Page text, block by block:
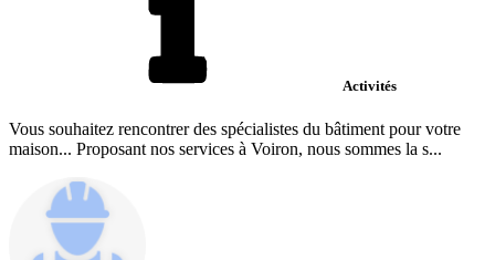
Activités
Vous souhaitez rencontrer des spécialistes du bâtiment pour votre
maison... Proposant nos services à Voiron, nous sommes la s...